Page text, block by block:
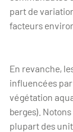
part de
facteurs
En revanche,
influencées
végétation
berges).
plupart des